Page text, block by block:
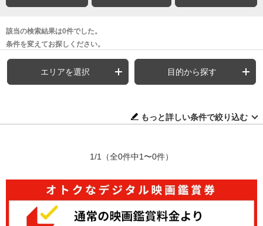
該当の検索結果は0件でした。
条件を変えてお探しください。
エリアを選択 目的から探す
もっと詳しい条件で絞り込む
1/1 （全0件中1〜0件）